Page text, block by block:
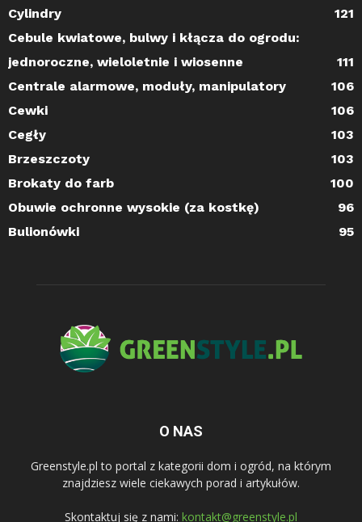
Cylindry
121
Cebule kwiatowe, bulwy i kłącza do ogrodu:
jednoroczne, wieloletnie i wiosenne
111
Centrale alarmowe, moduły, manipulatory
106
Cewki
106
Cegły
103
Brzeszczoty
103
Brokaty do farb
100
Obuwie ochronne wysokie (za kostkę)
96
Bulionówki
95
O NAS
Greenstyle.pl to portal z kategorii dom i ogród, na którym
znajdziesz wiele ciekawych porad i artykułów.
Skontaktuj się z nami: kontakt@greenstyle.pl